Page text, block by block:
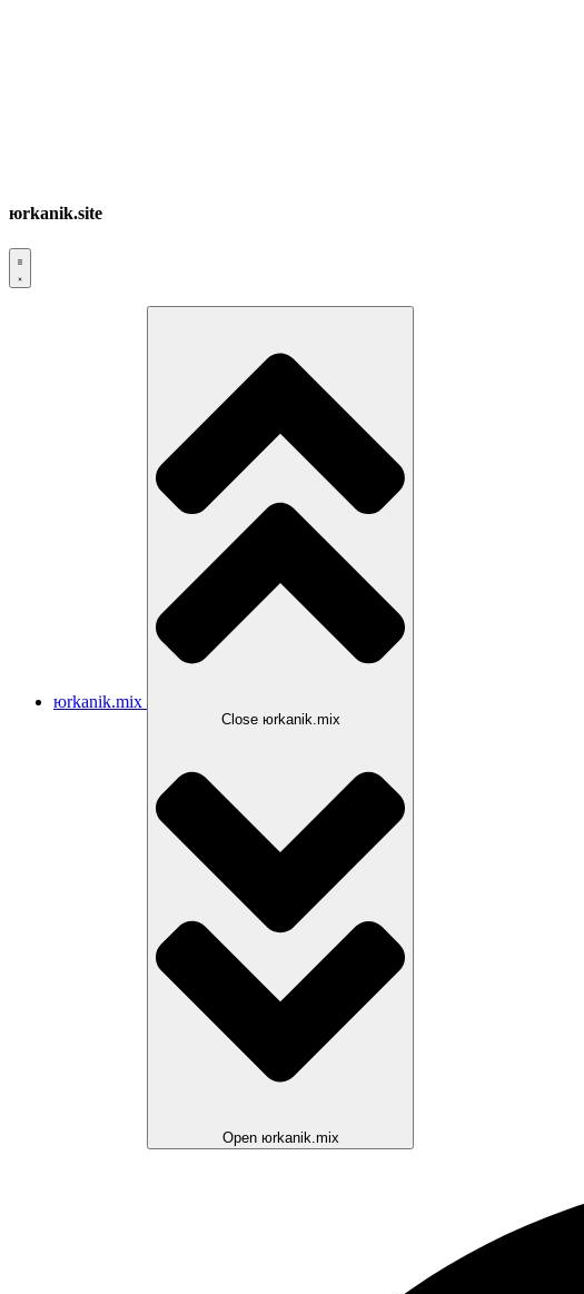
юrkanik.site
юrkanik.mix
Close юrkanik.mix
Open юrkanik.mix